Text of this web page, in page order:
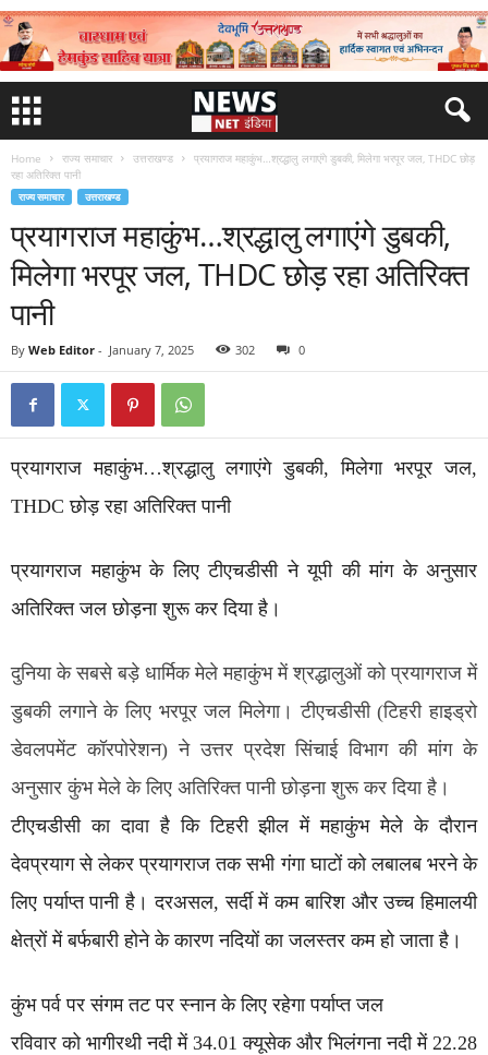
Home राज्य समाचार उत्तराखण्ड
प्रयागराज महाकुंभ…श्रद्धालु लगाएंगे डुबकी, मिलेगा भरपूर जल, THDC छोड़
रहा अतिरिक्त पानी
राज्य समाचार उत्तराखण्ड
प्रयागराज महाकुंभ…श्रद्धालु लगाएंगे डुबकी,
मिलेगा भरपूर जल, THDC छोड़ रहा अतिरिक्त
पानी
By Web Editor - January 7, 2025 302 0
प्रयागराज महाकुंभ…श्रद्धालु लगाएंगे डुबकी, मिलेगा भरपूर जल,
THDC छोड़ रहा अतिरिक्त पानी
प्रयागराज महाकुंभ के लिए टीएचडीसी ने यूपी की मांग के अनुसार
अतिरिक्त जल छोड़ना शुरू कर दिया है।
दुनिया के सबसे बड़े धार्मिक मेले महाकुंभ में श्रद्धालुओं को प्रयागराज में
डुबकी लगाने के लिए भरपूर जल मिलेगा। टीएचडीसी (टिहरी हाइड्रो
डेवलपमेंट कॉरपोरेशन) ने उत्तर प्रदेश सिंचाई विभाग की मांग के
अनुसार कुंभ मेले के लिए अतिरिक्त पानी छोड़ना शुरू कर दिया है।
टीएचडीसी का दावा है कि टिहरी झील में महाकुंभ मेले के दौरान
देवप्रयाग से लेकर प्रयागराज तक सभी गंगा घाटों को लबालब भरने के
लिए पर्याप्त पानी है। दरअसल, सर्दी में कम बारिश और उच्च हिमालयी
क्षेत्रों में बर्फबारी होने के कारण नदियों का जलस्तर कम हो जाता है।
कुंभ पर्व पर संगम तट पर स्नान के लिए रहेगा पर्याप्त जल
रविवार को भागीरथी नदी में 34.01 क्यूसेक और भिलंगना नदी में 22.28